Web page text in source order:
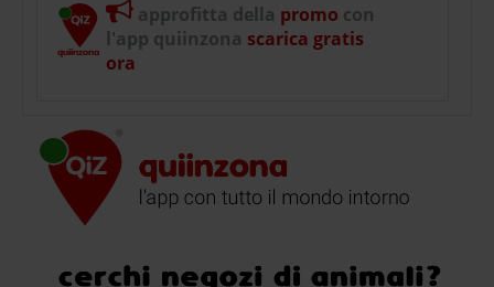
approfitta della promo con
l'app quiinzona scarica gratis
ora